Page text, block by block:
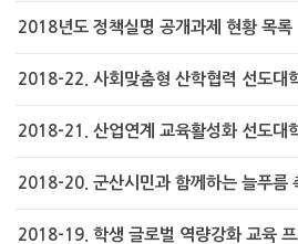
2018년도 정책실명 공개과제 현황 목록
2018-22. 사회맞춤형 산학협력 선도대
2018-21. 산업연계 교육활성화 선도대학
2018-20. 군산시민과 함께하는 늘푸름
2018-19. 학생 글로벌 역량강화 교육